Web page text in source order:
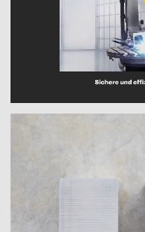
rundet ein Design
ohne dass es an
konsequent in allen
wurde: Vom Online-
Imagebroschüre
bis hin zu den